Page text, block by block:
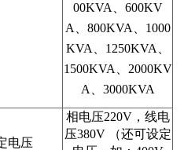
00KVA、600KV
A、800KVA、1000
KVA、1250KVA、
1500KVA、2000KV
A、3000KVA
电压
相电压220V，线电
压380V （还可设定